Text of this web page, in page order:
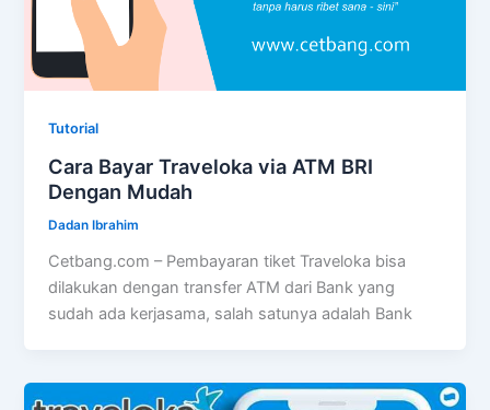
Tutorial
Cara Bayar Traveloka via ATM BRI
Dengan Mudah
Dadan Ibrahim
Cetbang.com – Pembayaran tiket Traveloka bisa
dilakukan dengan transfer ATM dari Bank yang
sudah ada kerjasama, salah satunya adalah Bank